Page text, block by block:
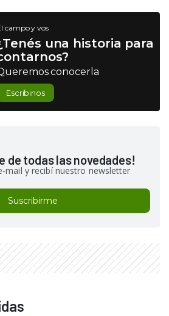
campo y vos
una historia para
conocerla
Escribinos
de todas las novedades!
mail y recibí nuestro newsletter
Suscribirme